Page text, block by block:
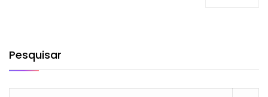
Pesquisar